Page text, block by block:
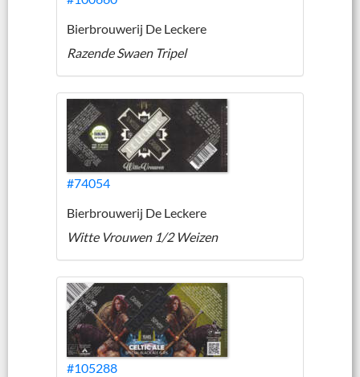
Bierbrouwerij De Leckere
Razende Swaen Tripel
#74054
Bierbrouwerij De Leckere
Witte Vrouwen 1/2 Weizen
#105288